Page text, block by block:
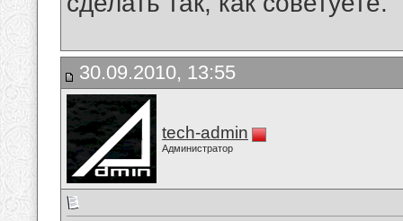
30.09.2010, 13:55
tech-admin
Администратор